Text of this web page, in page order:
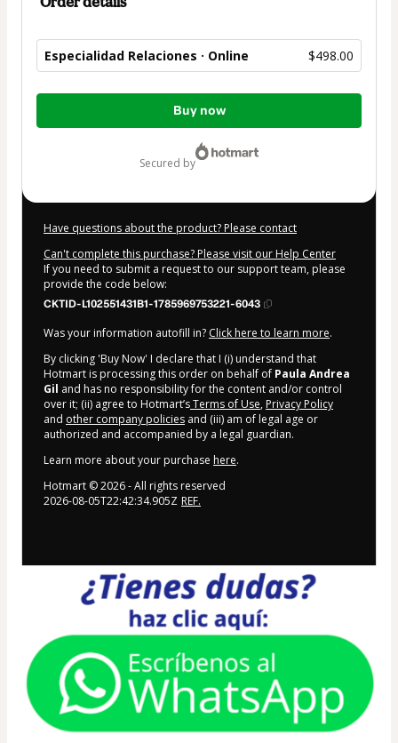
Especialidad Relaciones · Online $498.00
Total
Buy now
secured by
Have questions about the product? Please contact
Can't complete this purchase? Please visit our Help Center
If you need to submit a request to our support team, please
provide the code below:
CKTID-L102551431B1-1785969753221-6043
Was your information autofill in? Click here to learn more.
By clicking 'Buy Now' I declare that I (i) understand that
Hotmart is processing this order on behalf of Paula Andrea
Gil and has no responsibility for the content and/or control
over it; (ii) agree to Hotmart’sTerms of Use, Privacy Policy
and other company policies and (iii) am of legal age or
authorized and accompanied by a legal guardian.
Learn more about your purchase here.
Hotmart ©2026- All rights reserved
2026-08-05T22:42:34.905Z REF.